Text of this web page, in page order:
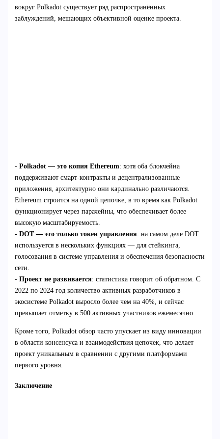
вокруг Polkadot существует ряд распространённых
заблуждений, мешающих объективной оценке проекта.
- Polkadot — это копия Ethereum: хотя оба блокчейна
поддерживают смарт-контракты и децентрализованные
приложения, архитектурно они кардинально различаются.
Ethereum строится на одной цепочке, в то время как Polkadot
функционирует через парачейны, что обеспечивает более
высокую масштабируемость.
- DOT — это только токен управления: на самом деле DOT
используется в нескольких функциях — для стейкинга,
голосования в системе управления и обеспечения безопасности
сети.
- Проект не развивается: статистика говорит об обратном. С
2022 по 2024 год количество активных разработчиков в
экосистеме Polkadot выросло более чем на 40%, и сейчас
превышает отметку в 500 активных участников ежемесячно.
Кроме того, Polkadot обзор часто упускает из виду инновации
в области консенсуса и взаимодействия цепочек, что делает
проект уникальным в сравнении с другими платформами
первого уровня.
Заключение